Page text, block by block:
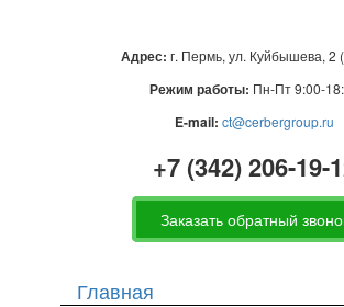
Адрес: г. Пермь, ул. Куйбышева, 2
Режим работы: Пн-Пт 9:00-
E-mail: ct@cerbergroup.ru
+7 (342) 206-19-
Заказать обратный
Главная